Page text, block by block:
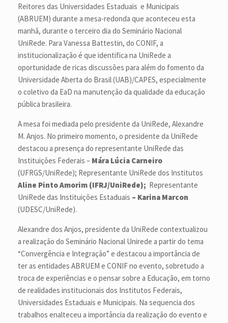
Reitores das Universidades Estaduais e Municipais
(ABRUEM) durante a mesa-redonda que aconteceu esta
manhã, durante o terceiro dia do Seminário Nacional
UniRede. Para Vanessa Battestin, do CONIF, a
institucionalização é que identifica na UniRede a
oportunidade de ricas discussões para além do fomento da
Universidade Aberta do Brasil (UAB)/CAPES, especialmente
o coletivo da EaD na manutenção da qualidade da educação
pública brasileira.
A mesa foi mediada pelo presidente da UniRede, Alexandre
M. Anjos. No primeiro momento, o presidente da UniRede
destacou a presença do representante UniRede das
Instituições Federais – Mára Lúcia Carneiro
(UFRGS/UniRede); Representante UniRede dos Institutos
Aline Pinto Amorim (IFRJ/UniRede); Representante
UniRede das Instituições Estaduais – Karina Marcon
(UDESC/UniRede).
Alexandre dos Anjos, presidente da UniRede contextualizou
a realização do Seminário Nacional Unirede a partir do tema
“Convergência e Integração” e destacou a importância de
ter as entidades ABRUEM e CONIF no evento, sobretudo a
troca de experiências e o pensar sobre a Educação, em torno
de realidades institucionais dos Institutos Federais,
Universidades Estaduais e Municipais. Na sequencia dos
trabalhos enalteceu a importância da realização do evento e